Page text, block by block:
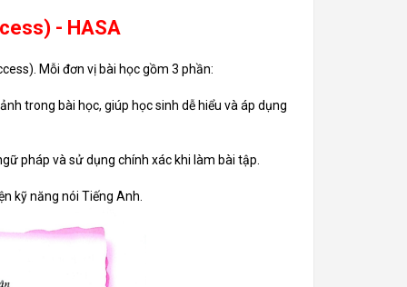
- HASA
Mỗi đơn vị bài học gồm 3 phần:
trong bài học, giúp học sinh dễ hiểu và áp dụng
pháp và sử dụng chính xác khi làm bài tập.
kỹ năng nói Tiếng Anh.